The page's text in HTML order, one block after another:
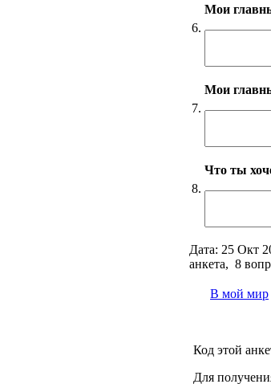
6.
Мои
7.
Мои
8.
Что ты
Дата: 25 Окт
анкета, 8
В мой мир
Код этой
Для